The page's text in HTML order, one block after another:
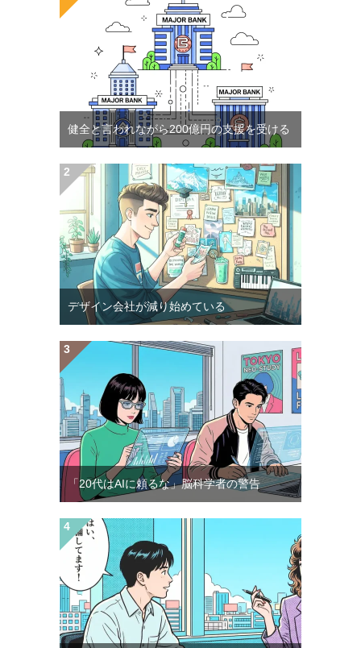
健全と言われながら200億円の支援を受ける
デザイン会社が減り始めている
「20代はAIに頼るな」脳科学者の警告